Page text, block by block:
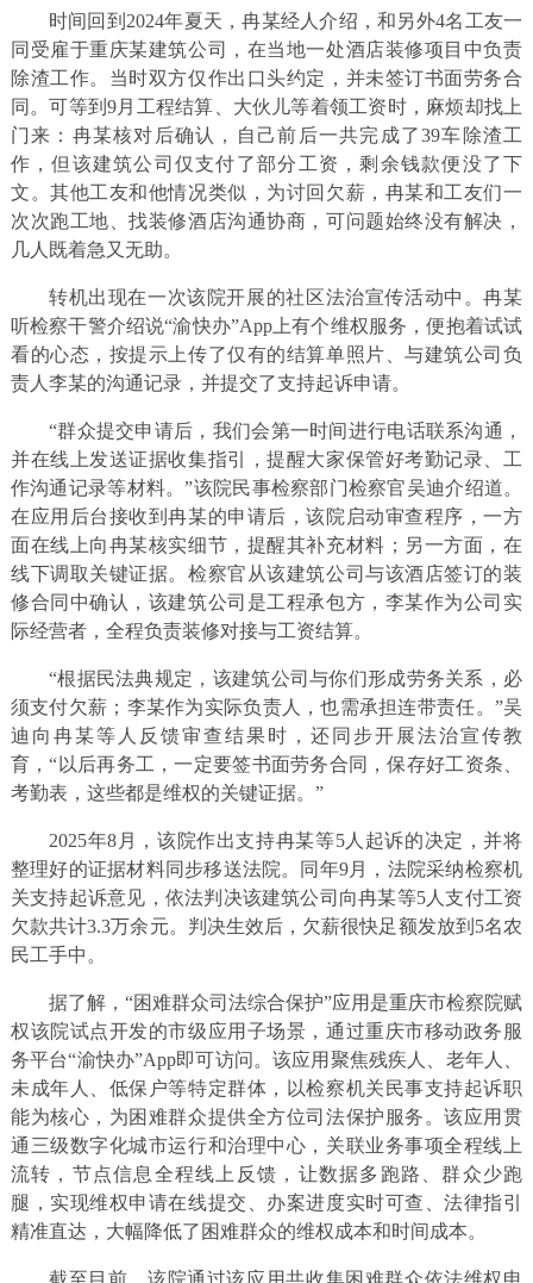
时间回到2024年夏天，冉某经人介绍，和另外4名工友一
同受雇于重庆某建筑公司，在当地一处酒店装修项目中负责
除渣工作。当时双方仅作出口头约定，并未签订书面劳务合
同。可等到9月工程结算、大伙儿等着领工资时，麻烦却找上
门来：冉某核对后确认，自己前后一共完成了39车除渣工
作，但该建筑公司仅支付了部分工资，剩余钱款便没了下
文。其他工友和他情况类似，为讨回欠薪，冉某和工友们一
次次跑工地、找装修酒店沟通协商，可问题始终没有解决，
几人既着急又无助。
转机出现在一次该院开展的社区法治宣传活动中。冉某
听检察干警介绍说“渝快办”App上有个维权服务，便抱着试试
看的心态，按提示上传了仅有的结算单照片、与建筑公司负
责人李某的沟通记录，并提交了支持起诉申请。
“群众提交申请后，我们会第一时间进行电话联系沟通，
并在线上发送证据收集指引，提醒大家保管好考勤记录、工
作沟通记录等材料。”该院民事检察部门检察官吴迪介绍道。
在应用后台接收到冉某的申请后，该院启动审查程序，一方
面在线上向冉某核实细节，提醒其补充材料；另一方面，在
线下调取关键证据。检察官从该建筑公司与该酒店签订的装
修合同中确认，该建筑公司是工程承包方，李某作为公司实
际经营者，全程负责装修对接与工资结算。
“根据民法典规定，该建筑公司与你们形成劳务关系，必
须支付欠薪；李某作为实际负责人，也需承担连带责任。”吴
迪向冉某等人反馈审查结果时，还同步开展法治宣传教
育，“以后再务工，一定要签书面劳务合同，保存好工资条、
考勤表，这些都是维权的关键证据。”
2025年8月，该院作出支持冉某等5人起诉的决定，并将
整理好的证据材料同步移送法院。同年9月，法院采纳检察机
关支持起诉意见，依法判决该建筑公司向冉某等5人支付工资
欠款共计3.3万余元。判决生效后，欠薪很快足额发放到5名农
民工手中。
据了解，“困难群众司法综合保护”应用是重庆市检察院赋
权该院试点开发的市级应用子场景，通过重庆市移动政务服
务平台“渝快办”App即可访问。该应用聚焦残疾人、老年人、
未成年人、低保户等特定群体，以检察机关民事支持起诉职
能为核心，为困难群众提供全方位司法保护服务。该应用贯
通三级数字化城市运行和治理中心，关联业务事项全程线上
流转，节点信息全程线上反馈，让数据多跑路、群众少跑
腿，实现维权申请在线提交、办案进度实时可查、法律指引
精准直达，大幅降低了困难群众的维权成本和时间成本。
截至目前，该院通过该应用共收集困难群众依法维权申